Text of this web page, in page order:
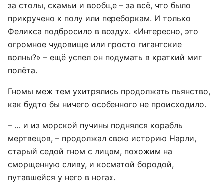
за столы, скамьи и вообще – за всё, что было
прикручено к полу или переборкам. И только
Феликса подбросило в воздух. «Интересно, это
огромное чудовище или просто гигантские
волны?» – ещё успел он подумать в краткий миг
полёта.
Гномы меж тем ухитрялись продолжать пьянство,
как будто бы ничего особенного не происходило.
– … и из морской пучины поднялся корабль
мертвецов, – продолжал свою историю Нарли,
старый седой гном с лицом, похожим на
сморщенную сливу, и косматой бородой,
путавшейся у него в ногах.